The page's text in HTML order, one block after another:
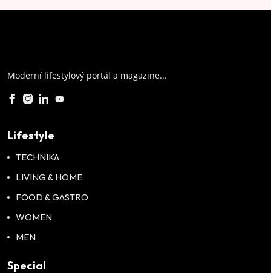
Moderní lifestylový portál a magazine...
Lifestyle
TECHNIKA
LIVING & HOME
FOOD & GASTRO
WOMEN
MEN
Special